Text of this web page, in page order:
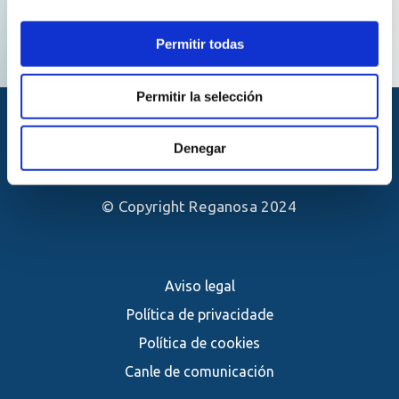
Permitir todas
Permitir la selección
Denegar
Aviso legal
Política de privacidade
Política de cookies
Canle de comunicación
© Copyright Reganosa 2024